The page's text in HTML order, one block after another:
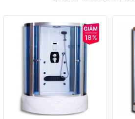
18%